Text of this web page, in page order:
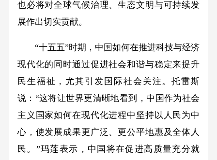
也必将对全球气候治理、生态文明与可持续发
展作出切实贡献。
“十五五”时期，中国如何在推进科技与经济
现代化的同时通过促进社会和谐与稳定来提升
民生福祉，尤其引发国际社会关注。托雷斯
说：“这将让世界更清晰地看到，中国作为社会
主义国家如何在现代化进程中坚持以人民为中
心，使发展成果更广泛、更公平地惠及全体人
民。”玛莲表示，中国将在促进高质量充分就